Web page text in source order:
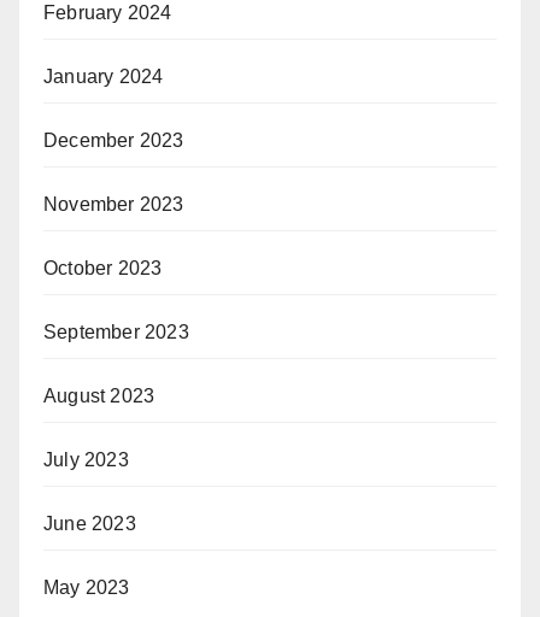
February 2024
January 2024
December 2023
November 2023
October 2023
September 2023
August 2023
July 2023
June 2023
May 2023